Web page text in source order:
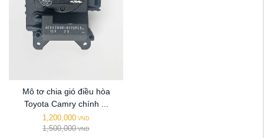
Mô tơ chia gió điều hòa
Toyota Camry chính ...
1,200,000 VND
1,500,000 VND